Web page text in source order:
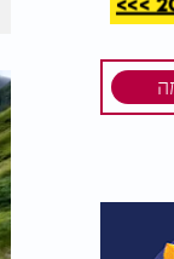
בצלם
שקטה